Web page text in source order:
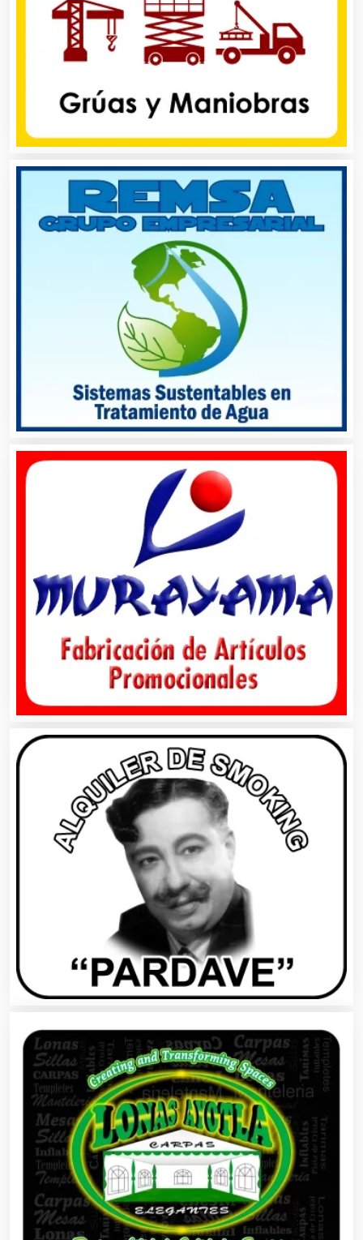
Animadores de Eventos
Aparatos y Equipos Eléctricos
Arquitectos
Artesanías
Artículos de Oficina
Artículos de Piel
Artículos Deportivos
Artículos Importados
Artículos para el Hogar
Artículos para Regalos
Artículos Personales
Artículos Publicitarios
Aseguradoras
Asesores Técnicos
Asesoría Fiscal
Asilos
Asociaciones Civiles
Asociaciones Empresariales
Audio, Sonido e Iluminación